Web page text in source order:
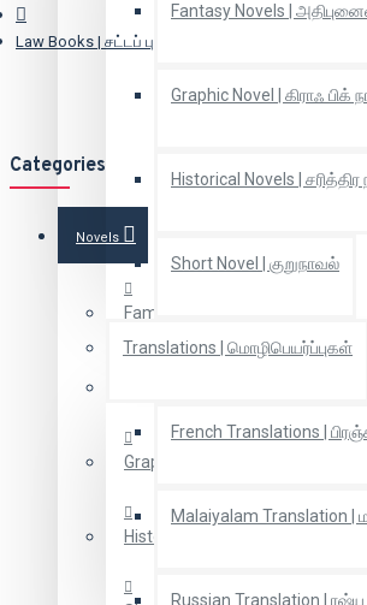
Fantasy Novels |
Graphic Novel | கிராஃ பிக்
Historical Novels |
Short Novel | குறுநாவல்
Translations | மொழிபெயர்ப்புகள்
French Translations |
Malaiyalam Translation |
Russian Translation | ரஷ்ய
Law Books | சட்டப் புத்தகங்கள்
Categories
Novels
Family novels | குடும்ப நாவல்கள்
Fantasy Novels | அதிபுனைவு
Graphic Novel | கிராஃ பிக் நாவல்
Historical Novels | சரித்திர